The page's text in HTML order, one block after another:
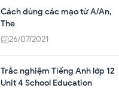
Cách dùng các mạo từ A/An,
The
26/07/2021
Trắc nghiệm Tiếng Anh lớp 12
Unit 4 School Education